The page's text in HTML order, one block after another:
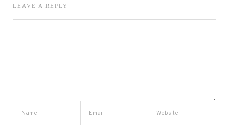
LEAVE A REPLY